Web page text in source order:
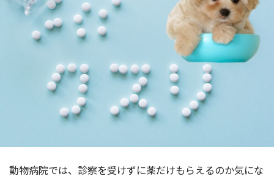
動物病院では、診察を受けずに薬だけもらえるのか気にな